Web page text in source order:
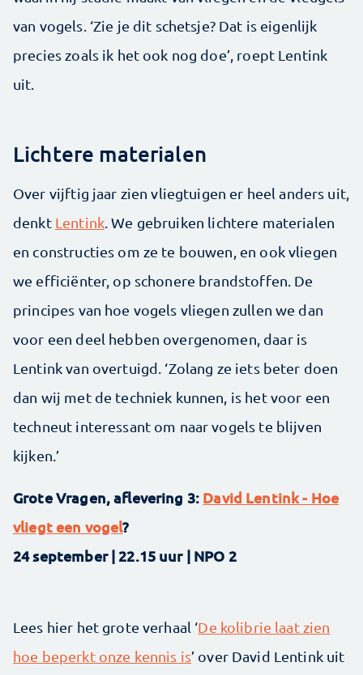
van vogels. ‘Zie je dit schetsje? Dat is eigenlijk
precies zoals ik het ook nog doe’, roept Lentink
uit.
Lichtere materialen
Over vijftig jaar zien vliegtuigen er heel anders uit,
denkt Lentink. We gebruiken lichtere materialen
en constructies om ze te bouwen, en ook vliegen
we efficiënter, op schonere brandstoffen. De
principes van hoe vogels vliegen zullen we dan
voor een deel hebben overgenomen, daar is
Lentink van overtuigd. ‘Zolang ze iets beter doen
dan wij met de techniek kunnen, is het voor een
techneut interessant om naar vogels te blijven
kijken.’
Grote Vragen, aflevering 3: David Lentink - Hoe
vliegt een vogel?
24 september | 22.15 uur | NPO 2
Lees hier het grote verhaal ‘De kolibrie laat zien
hoe beperkt onze kennis is’ over David Lentink uit